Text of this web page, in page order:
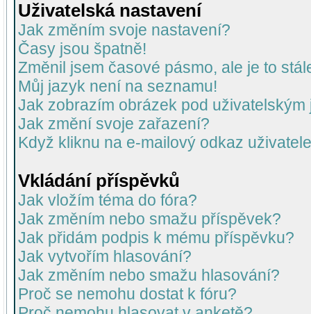
Uživatelská nastavení
Jak změním svoje nastavení?
Časy jsou špatně!
Změnil jsem časové pásmo, ale je to
Můj jazyk není na seznamu!
Jak zobrazím obrázek pod uživatelským
Jak změní svoje zařazení?
Když kliknu na e-mailový odkaz
Vkládání příspěvků
Jak vložím téma do fóra?
Jak změním nebo smažu příspěvek?
Jak přidám podpis k mému příspěvku?
Jak vytvořím hlasování?
Jak změním nebo smažu hlasování?
Proč se nemohu dostat k fóru?